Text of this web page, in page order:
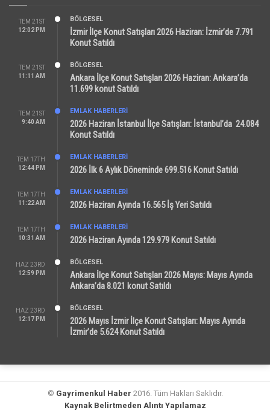
TEM 21ST
12:02 PM
BÖLGESEL
İzmir İlçe Konut Satışları 2026 Haziran: İzmir’de 7.791
Konut Satıldı
TEM 21ST
11:11 AM
BÖLGESEL
Ankara İlçe Konut Satışları 2026 Haziran: Ankara’da
11.699 konut Satıldı
TEM 21ST
9:40 AM
EMLAK HABERLERI
2026 Haziran İstanbul İlçe Satışları: İstanbul’da 24.084
Konut Satıldı
TEM 17TH
12:44 PM
EMLAK HABERLERI
2026 İlk 6 Aylık Döneminde 699.516 Konut Satıldı
TEM 17TH
11:22 AM
EMLAK HABERLERI
2026 Haziran Ayında 16.565 İş Yeri Satıldı
TEM 17TH
10:31 AM
EMLAK HABERLERI
2026 Haziran Ayında 129.979 Konut Satıldı
HAZ 23RD
12:59 PM
BÖLGESEL
Ankara İlçe Konut Satışları 2026 Mayıs: Mayıs Ayında
Ankara’da 8.021 konut Satıldı
HAZ 23RD
12:17 PM
BÖLGESEL
2026 Mayıs İzmir İlçe Konut Satışları: Mayıs Ayında
İzmir’de 5.624 Konut Satıldı
© Gayrimenkul Haber 2016. Tüm Hakları Saklıdır.
Kaynak Belirtmeden Alıntı Yapılamaz